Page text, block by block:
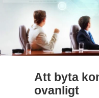
MARKNADSFÖRING
BLOGG
Att byta
ovanligt